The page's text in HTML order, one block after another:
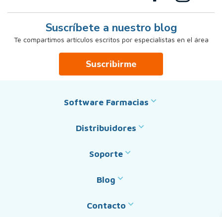
Suscríbete a nuestro blog
Te compartimos artículos escritos por especialistas en el área
Suscribirme
Software Farmacias
Distribuidores
Soporte
Blog
Contacto